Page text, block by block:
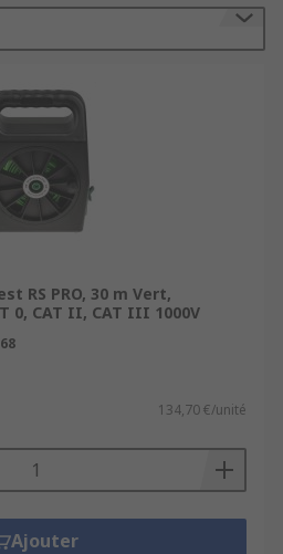
RS PRO, 30 m Vert,
0, CAT II, CAT III 1000V
134,70 €/unité
Ajouter